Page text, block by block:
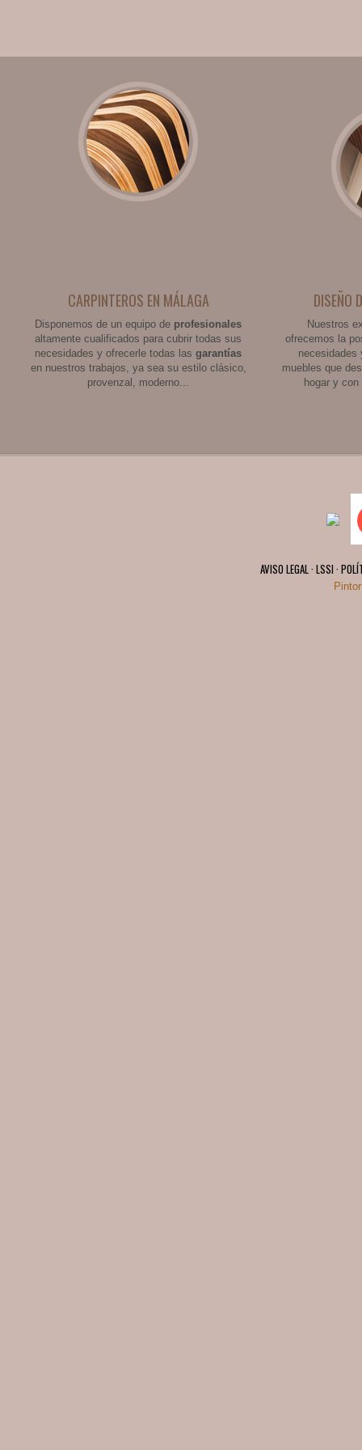
CARPINTEROS EN MÁLAGA
Disponemos de un equipo de profesionales
altamente cualificados para cubrir todas sus
necesidades y ofrecerle todas lasgarantías
en nuestros trabajos, ya sea su estilo clásico,
provenzal, moderno...
DISEÑO
Nuestros
ofrecemos la
necesidades
muebles que
hogar y
AVISO LEGAL · LSSI ·